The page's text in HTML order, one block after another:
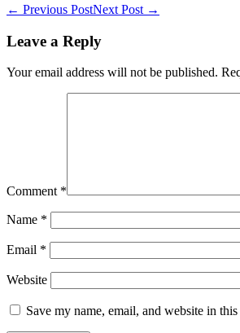
Post
← Previous PostNext Post →
Leave a Reply
Your email address will not be published.
Comment *
Name *
Email *
Website
Save my name, email, and website in